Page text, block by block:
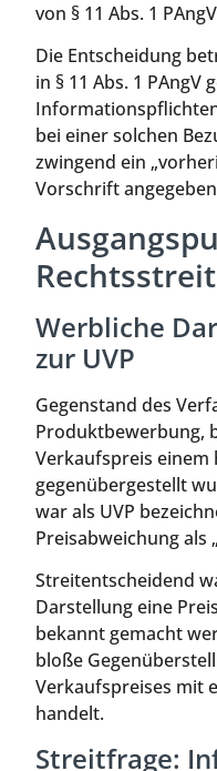
von § 11 Abs. 1
Die Entscheidung
in § 11 Abs. 1 PAngV
bei einer solchen
zwingend ein
Vorschrift
Werbliche
zur UVP
Gegenstand des
Produktbewerbung,
Verkaufspreis
gegenübergestellt
war als UVP
Preisabweichung als
Streitentscheidend
Darstellung eine
bekannt gemacht
bloße
Verkaufspreises mit
handelt.
Streitfrage: